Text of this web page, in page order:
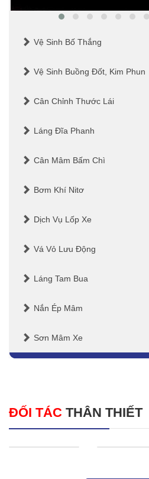
Vệ Sinh Bố Thắng
Vệ Sinh Buồng Đốt, Kim Phun
Cân Chỉnh Thước Lái
Láng Đĩa Phanh
Cân Mâm Bấm Chì
Bơm Khí Nitơ
Dịch Vụ Lốp Xe
Vá Vỏ Lưu Động
Láng Tam Bua
Nắn Ép Mâm
Sơn Mâm Xe
ĐỐI TÁC THÂN THIẾT